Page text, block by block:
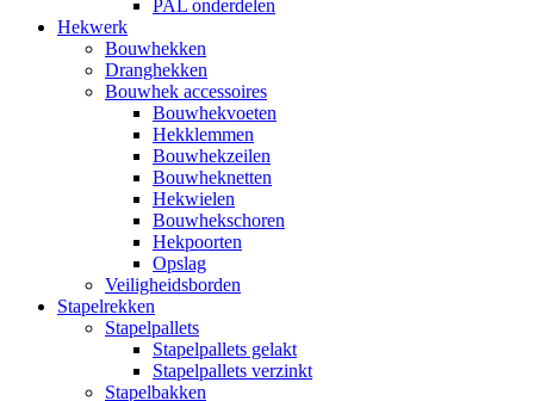
PAL onderdelen
Hekwerk
Bouwhekken
Dranghekken
Bouwhek accessoires
Bouwhekvoeten
Hekklemmen
Bouwhekzeilen
Bouwheknetten
Hekwielen
Bouwhekschoren
Hekpoorten
Opslag
Veiligheidsborden
Stapelrekken
Stapelpallets
Stapelpallets gelakt
Stapelpallets verzinkt
Stapelbakken